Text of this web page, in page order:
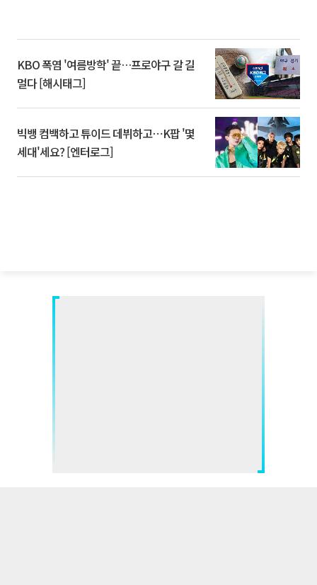
KBO 폭염 '여름방학' 끝…프로야구 갈 길
멀다 [해시태그]
빅뱅 컴백하고 튜이드 데뷔하고⋯K팝 '몇
세대'세요? [엔터로그]